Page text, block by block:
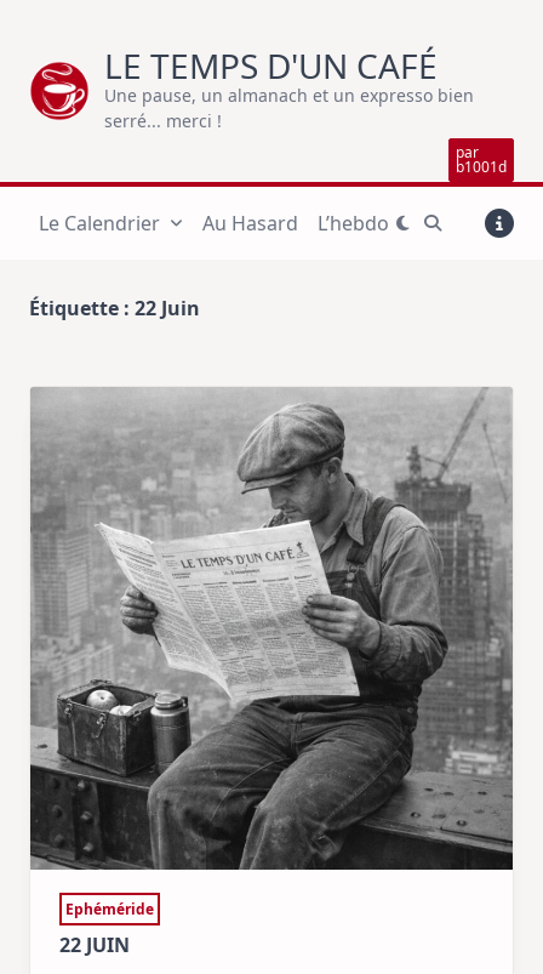
content
LE TEMPS D'UN CAFÉ
Une pause, un almanach et un expresso bien
serré... merci !
par
b1001d
Le Calendrier Au Hasard L’hebdo
Étiquette : 22 Juin
Ephéméride
22 JUIN